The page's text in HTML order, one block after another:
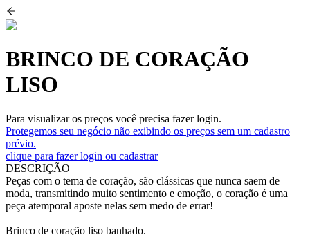
BRINCO DE CORAÇÃO
LISO
Para visualizar os preços você precisa fazer login.
Protegemos seu negócio não exibindo os preços sem um cadastro
prévio.
clique para fazer login ou cadastrar
DESCRIÇÃO
Peças com o tema de coração, são clássicas que nunca saem de
moda, transmitindo muito sentimento e emoção, o coração é uma
peça atemporal aposte nelas sem medo de errar!
Brinco de coração liso banhado.